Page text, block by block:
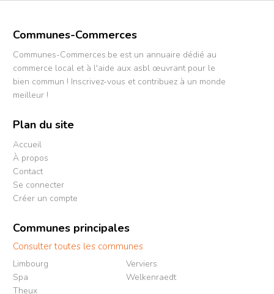
Communes-Commerces
Communes-Commerces.be est un annuaire dédié au
commerce local et à l'aide aux asbl œuvrant pour le
bien commun ! Inscrivez-vous et contribuez à un monde
meilleur !
Plan du site
Accueil
À propos
Contact
Se connecter
Créer un compte
Communes principales
Consulter toutes les communes
Limbourg
Spa
Theux
Verviers
Welkenraedt